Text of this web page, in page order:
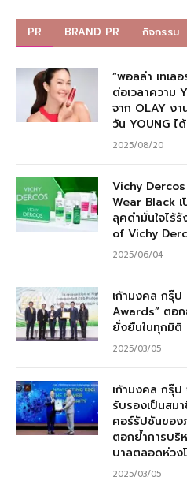
PR BRAND PR กิจกรรม
“พอลล่า เทเล
ต่อเวลาความ
จาก OLAY ง
วัน YOUNG ไ
2025/08/20
Vichy
Wear Black
ลุคดำมั่นใจไร้
of Vichy
2025/06/04
เก้ามงคล กรุ๊ป
Awards” ตอ
ยั่งยืนในทุกมิติ
2025/03/05
เก้ามงคล กรุ๊
รับรองเป็นสม
คอร์รัปชันของ
ตอกย้ำการบริ
บาลตลอดห่ว
2025/03/05